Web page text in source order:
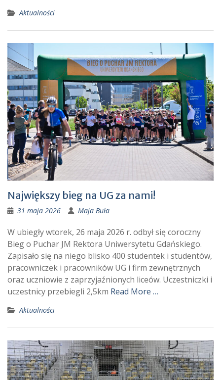
Aktualności
Największy bieg na UG za nami!
31 maja 2026 Maja Buła
W ubiegły wtorek, 26 maja 2026 r. odbył się coroczny
Bieg o Puchar JM Rektora Uniwersytetu Gdańskiego.
Zapisało się na niego blisko 400 studentek i studentów,
pracowniczek i pracowników UG i firm zewnętrznych
oraz uczniowie z zaprzyjaźnionych liceów. Uczestniczki i
uczestnicy przebiegli 2,5km Read More …
Aktualności